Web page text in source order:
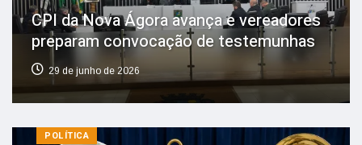
CPI da Nova Ágora avança e vereadores
preparam convocação de testemunhas
29 de junho de 2026
POLÍTICA